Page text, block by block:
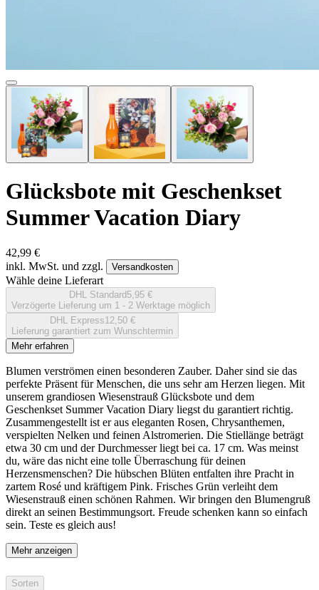
Glücksbote mit Geschenkset
Summer Vacation Diary
42,99 €
inkl. MwSt. und zzgl.
Versandkosten
Wähle deine Lieferart
DHL Standard5,95 €
Verzögerte Lieferung um 1 - 2 Werktage möglich
DHL Express12,50 €
Lieferung garantiert zum Wunschtermin
Mehr erfahren
Blumen verströmen einen besonderen Zauber. Daher sind sie das
perfekte Präsent für Menschen, die uns sehr am Herzen liegen. Mit
unserem grandiosen Wiesenstrauß Glücksbote und dem
Geschenkset Summer Vacation Diary liegst du garantiert richtig.
Zusammengestellt ist er aus eleganten Rosen, Chrysanthemen,
verspielten Nelken und feinen Alstromerien. Die Stiellänge beträgt
etwa 30 cm und der Durchmesser liegt bei ca. 17 cm. Was meinst
du, wäre das nicht eine tolle Überraschung für deinen
Herzensmenschen? Die hübschen Blüten entfalten ihre Pracht in
zartem Rosé und kräftigem Pink. Frisches Grün verleiht dem
Wiesenstrauß einen schönen Rahmen. Wir bringen den Blumengruß
direkt an seinen Bestimmungsort. Freude schenken kann so einfach
sein. Teste es gleich aus!
Mehr anzeigen
Sorten